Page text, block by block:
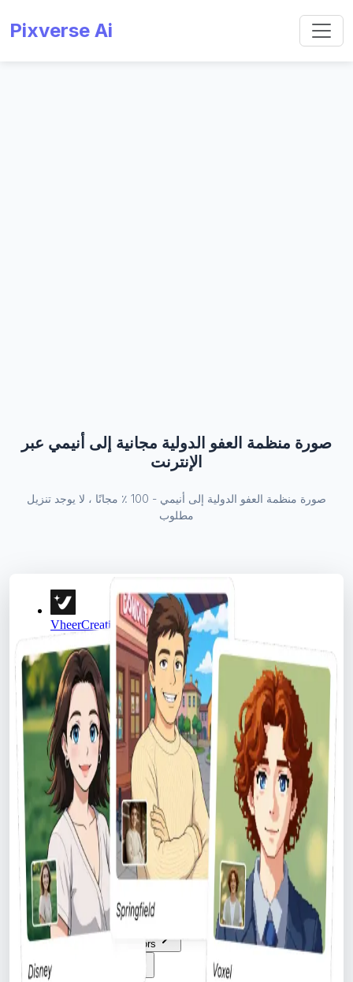
Pixverse Ai
صورة منظمة العفو الدولية مجانية إلى أنيمي عبر
الإنترنت
صورة منظمة العفو الدولية إلى أنيمي - 100 ٪ مجانًا ، لا يوجد تنزيل
مطلوب